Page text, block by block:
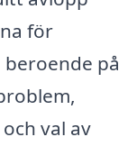
för
på
val av